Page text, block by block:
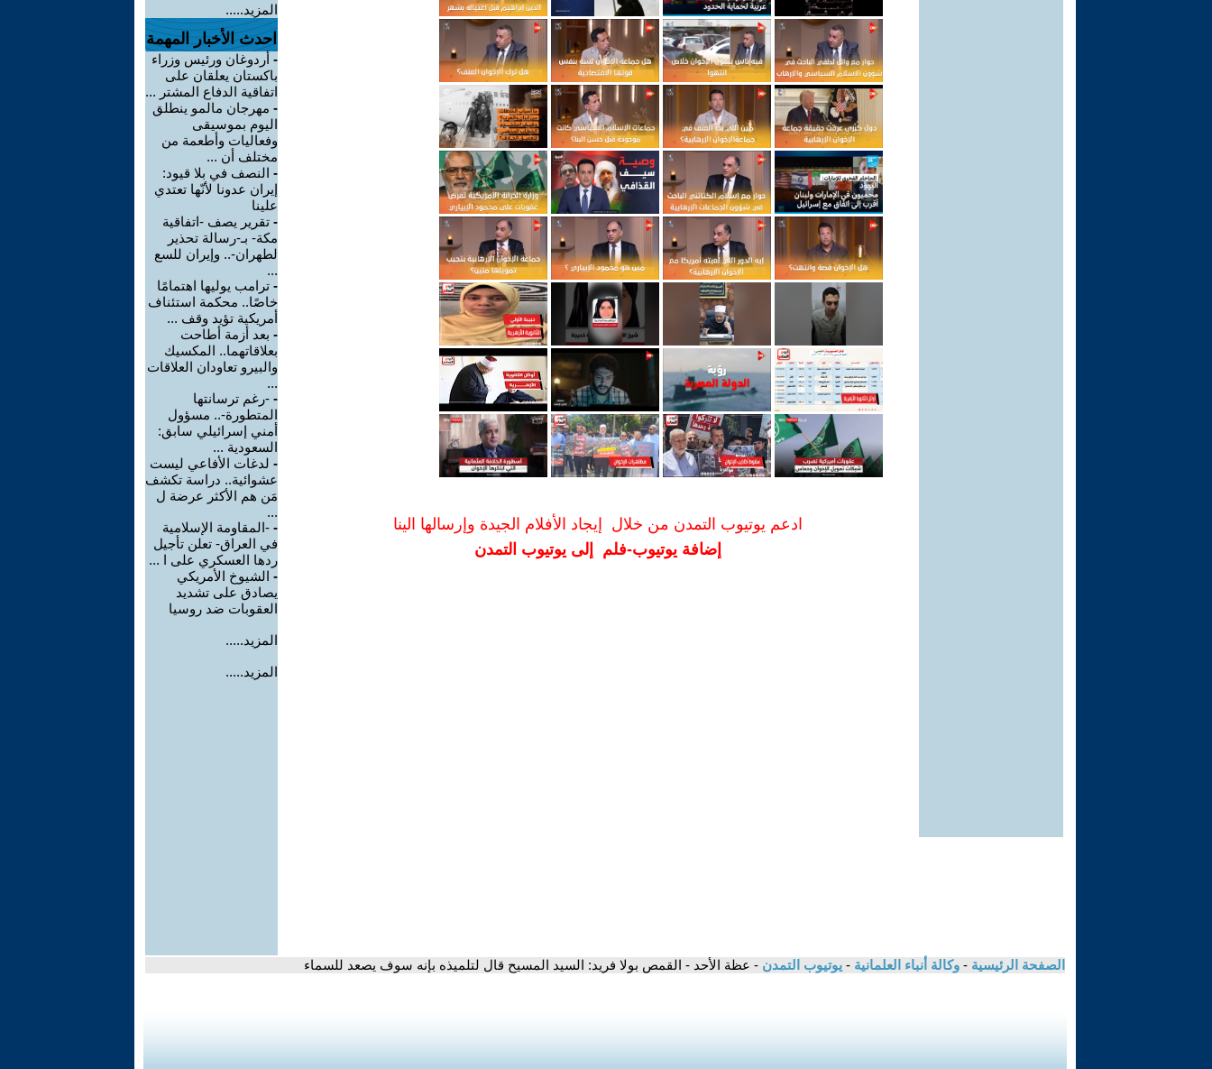
ادعم يوتيوب التمدن من خلال إيجاد الأفلام الجيدة وإرسالها الينا
إضافة يوتيوب-فلم إلى يوتيوب التمدن
المزيد.....
احدث الأخبار المهمة
- أردوغان ورئيس وزراء
باكستان يعلقان على
اتفاقية الدفاع المشتر ...
- مهرجان مالمو ينطلق
اليوم بموسيقى
وفعاليات وأطعمة من
مختلف أن ...
- النصف في بلا قيود:
إيران عدونا لأنّها تعتدي
علينا
- تقرير يصف -اتفاقية
مكة- بـ-رسالة تحذير
لطهران-.. وإيران للسع
...
- ترامب يوليها اهتمامًا
خاصًا.. محكمة استئناف
أمريكية تؤيد وقف ...
- بعد أزمة أطاحت
بعلاقاتهما.. المكسيك
والبيرو تعاودان العلاقات
...
- -رغم ترسانتها
المتطورة-.. مسؤول
أمني إسرائيلي سابق:
السعودية ...
- لدغات الأفاعي ليست
عشوائية.. دراسة تكشف
مَن هم الأكثر عرضة ل
...
- -المقاومة الإسلامية
في العراق- تعلن تأجيل
ردها العسكري على ا ...
- الشيوخ الأمريكي
يصادق على تشديد
العقوبات ضد روسيا
المزيد.....
المزيد.....
الصفحة الرئيسية - وكالة أنباء العلمانية - يوتيوب التمدن - عظة الأحد - القمص بولا فريد: السيد المسيح قال لتلميذه بإنه سوف يصعد للسماء